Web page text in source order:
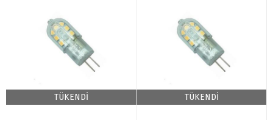
TÜKENDİ TÜKENDİ